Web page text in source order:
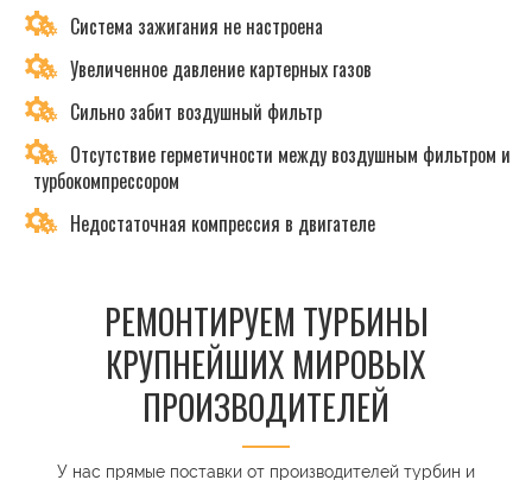
Система зажигания не настроена
Увеличенное давление картерных газов
Сильно забит воздушный фильтр
Отсутствие герметичности между воздушным фильтром и
турбокомпрессором
Недостаточная компрессия в двигателе
РЕМОНТИРУЕМ ТУРБИНЫ
КРУПНЕЙШИХ МИРОВЫХ
ПРОИЗВОДИТЕЛЕЙ
У нас прямые поставки от производителей турбин и